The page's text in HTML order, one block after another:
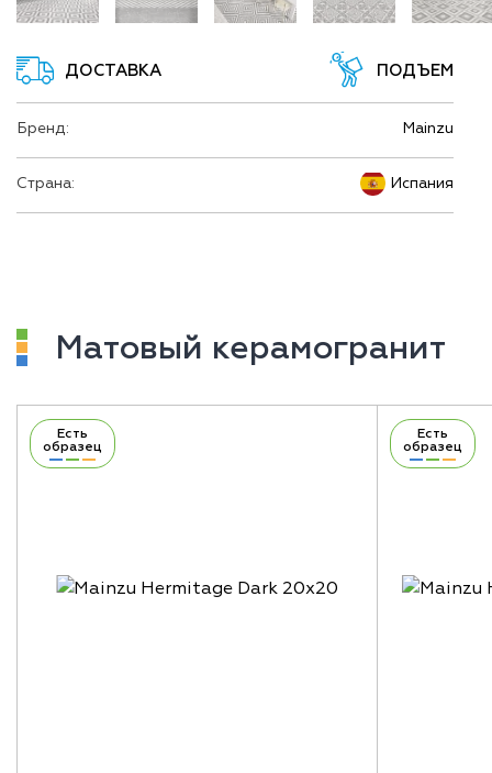
ДОСТАВКА ПОДЪЕМ
Бренд: Mainzu
Страна: Испания
Матовый керамогранит
Есть
образец
Есть
образец